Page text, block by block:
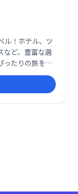
ル！ホテル、ツ
など、豊富な選
ったりの旅をサ
サイトで、快適